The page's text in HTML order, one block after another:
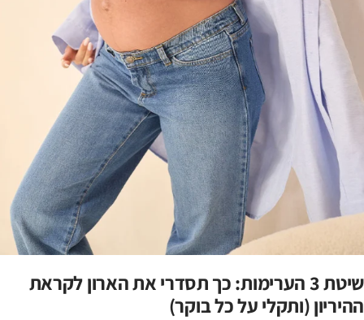
שיטת 3 הערימות: כך תסדרי את הארון לקראת
ההיריון (ותקלי על כל בוקר)